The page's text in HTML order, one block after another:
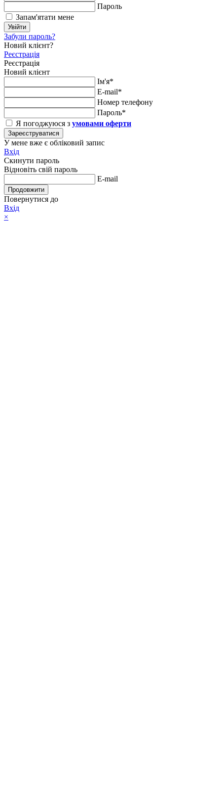
Пароль
Запам'ятати мене
Увійти
Забули пароль?
Новий клієнт?
Реєстрація
Реєстрація
Новий клієнт
Ім'я*
E-mail*
Номер телефону
Пароль*
Я погоджуюся з умовами оферти
Зареєструватися
У мене вже є обліковий запис
Вхід
Скинути пароль
Відновіть свій пароль
E-mail
Продовжити
Повернутися до
Вхід
×